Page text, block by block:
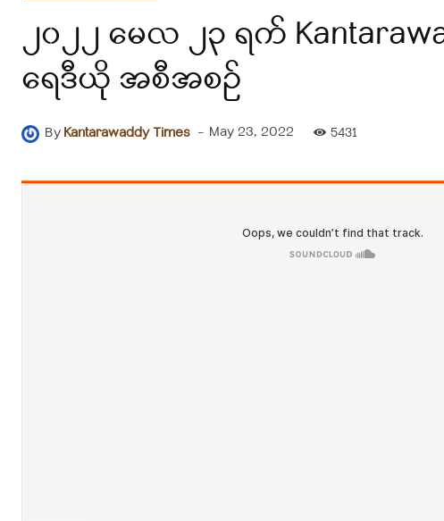
၂၀၂၂ မေလ ၂၃ ရက်
ရေဒီယို အစီအစဥ်
ByKantarawaddy Times - May 23, 2022 5431